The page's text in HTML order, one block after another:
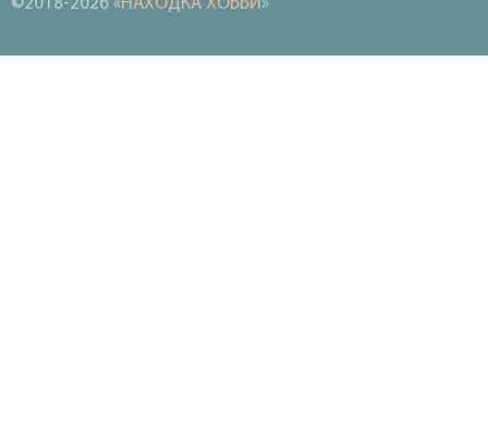
©2018-2026 «НАХОДКА ХОББИ»